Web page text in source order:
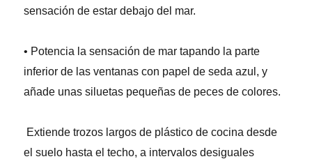
sensación de estar debajo del mar.
• Potencia la sensación de mar tapando la parte
inferior de las ventanas con papel de seda azul, y
añade unas siluetas pequeñas de peces de colores.
Extiende trozos largos de plástico de cocina desde
el suelo hasta el techo, a intervalos desiguales